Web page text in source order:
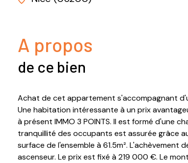
A propos
de ce bien
Achat de cet appartement s'accompagnant
Une habitation intéressante à un prix
à présent IMMO 3 POINTS. Il est formé d'une
tranquillité des occupants est assurée grâce
surface de l'ensemble à 61.5m².
ascenseur. Le prix est fixé à 219 000 €. Le